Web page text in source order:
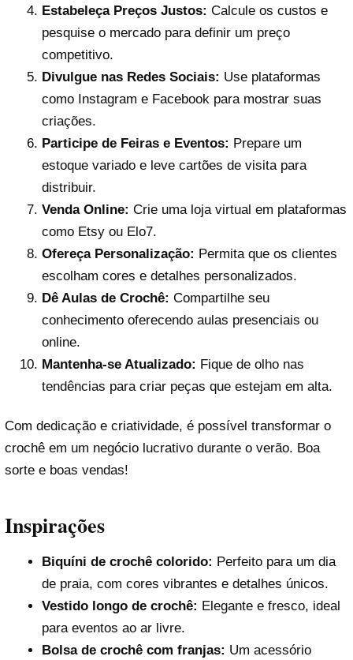
Estabeleça Preços Justos: Calcule os custos e
pesquise o mercado para definir um preço
competitivo.
Divulgue nas Redes Sociais: Use plataformas
como Instagram e Facebook para mostrar suas
criações.
Participe de Feiras e Eventos: Prepare um
estoque variado e leve cartões de visita para
distribuir.
Venda Online: Crie uma loja virtual em plataformas
como Etsy ou Elo7.
Ofereça Personalização: Permita que os clientes
escolham cores e detalhes personalizados.
Dê Aulas de Crochê: Compartilhe seu
conhecimento oferecendo aulas presenciais ou
online.
Mantenha-se Atualizado: Fique de olho nas
tendências para criar peças que estejam em alta.
Com dedicação e criatividade, é possível transformar o
crochê em um negócio lucrativo durante o verão. Boa
sorte e boas vendas!
Inspirações
Biquíni de crochê colorido: Perfeito para um dia
de praia, com cores vibrantes e detalhes únicos.
Vestido longo de crochê: Elegante e fresco, ideal
para eventos ao ar livre.
Bolsa de crochê com franjas: Um acessório